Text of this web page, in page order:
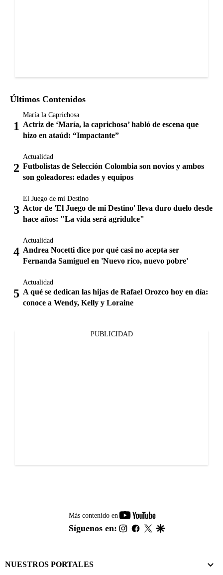
Últimos Contenidos
María la Caprichosa
Actriz de ‘María, la caprichosa’ habló de escena que
hizo en ataúd: “Impactante”
Actualidad
Futbolistas de Selección Colombia son novios y ambos
son goleadores: edades y equipos
El Juego de mi Destino
Actor de 'El Juego de mi Destino' lleva duro duelo desde
hace años: "La vida será agridulce"
Actualidad
Andrea Nocetti dice por qué casi no acepta ser
Fernanda Samiguel en 'Nuevo rico, nuevo pobre'
Actualidad
A qué se dedican las hijas de Rafael Orozco hoy en día:
conoce a Wendy, Kelly y Loraine
PUBLICIDAD
Más contenido en
youtube-
footer
Síguenos en: instagram
facebook
twitter
NUESTROS PORTALES